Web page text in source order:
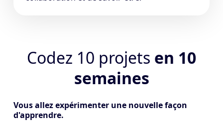
Codez 10 projets en 10
semaines
Vous allez expérimenter une nouvelle façon
d'apprendre.